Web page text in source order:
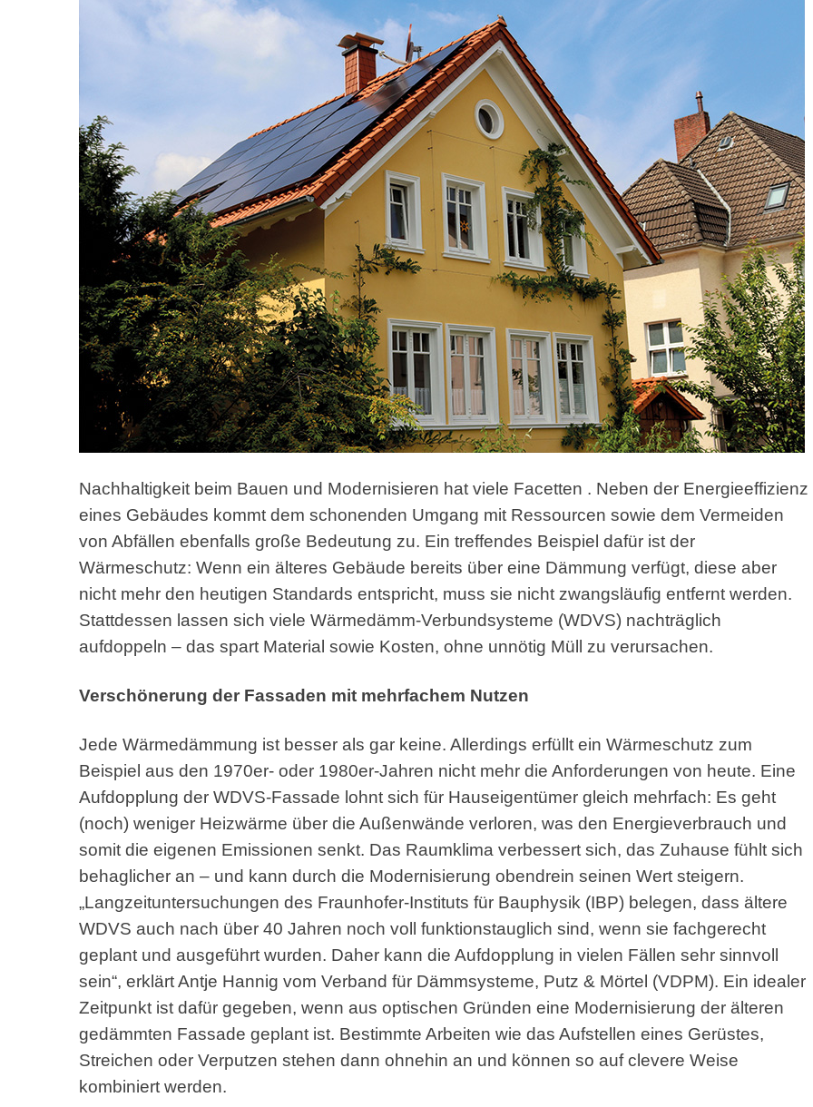
Nachhaltigkeit beim Bauen und Modernisieren hat viele Facetten . Neben der Energieeffizienz
eines Gebäudes kommt dem schonenden Umgang mit Ressourcen sowie dem Vermeiden
von Abfällen ebenfalls große Bedeutung zu. Ein treffendes Beispiel dafür ist der
Wärmeschutz: Wenn ein älteres Gebäude bereits über eine Dämmung verfügt, diese aber
nicht mehr den heutigen Standards entspricht, muss sie nicht zwangsläufig entfernt werden.
Stattdessen lassen sich viele Wärmedämm-Verbundsysteme (WDVS) nachträglich
aufdoppeln – das spart Material sowie Kosten, ohne unnötig Müll zu verursachen.
Verschönerung der Fassaden mit mehrfachem Nutzen
Jede Wärmedämmung ist besser als gar keine. Allerdings erfüllt ein Wärmeschutz zum
Beispiel aus den 1970er- oder 1980er-Jahren nicht mehr die Anforderungen von heute. Eine
Aufdopplung der WDVS-Fassade lohnt sich für Hauseigentümer gleich mehrfach: Es geht
(noch) weniger Heizwärme über die Außenwände verloren, was den Energieverbrauch und
somit die eigenen Emissionen senkt. Das Raumklima verbessert sich, das Zuhause fühlt sich
behaglicher an – und kann durch die Modernisierung obendrein seinen Wert steigern.
„Langzeituntersuchungen des Fraunhofer-Instituts für Bauphysik (IBP) belegen, dass ältere
WDVS auch nach über 40 Jahren noch voll funktionstauglich sind, wenn sie fachgerecht
geplant und ausgeführt wurden. Daher kann die Aufdopplung in vielen Fällen sehr sinnvoll
sein“, erklärt Antje Hannig vom Verband für Dämmsysteme, Putz & Mörtel (VDPM). Ein idealer
Zeitpunkt ist dafür gegeben, wenn aus optischen Gründen eine Modernisierung der älteren
gedämmten Fassade geplant ist. Bestimmte Arbeiten wie das Aufstellen eines Gerüstes,
Streichen oder Verputzen stehen dann ohnehin an und können so auf clevere Weise
kombiniert werden.